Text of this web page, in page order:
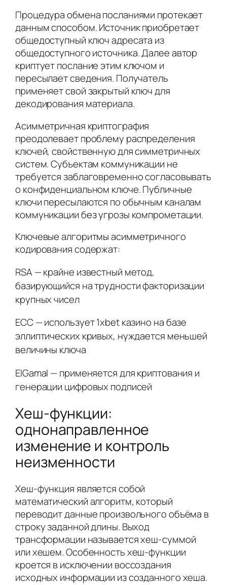
Процедура обмена посланиями протекает
данным способом. Источник приобретает
общедоступный ключ адресата из
общедоступного источника. Далее автор
криптует послание этим ключом и
пересылает сведения. Получатель
применяет свой закрытый ключ для
декодирования материала.
Асимметричная криптография
преодолевает проблему распределения
ключей, свойственную для симметричных
систем. Субъектам коммуникации не
требуется заблаговременно согласовывать
о конфиденциальном ключе. Публичные
ключи пересылаются по обычным каналам
коммуникации без угрозы компрометации.
Ключевые алгоритмы асимметричного
кодирования содержат:
RSA — крайне известный метод,
базирующийся на трудности факторизации
крупных чисел
ECC — использует 1xbet казино на базе
эллиптических кривых, нуждается меньшей
величины ключа
ElGamal — применяется для криптования и
генерации цифровых подписей
Хеш-функции:
однонаправленное
изменение и контроль
неизменности
Хеш-функция является собой
математический алгоритм, который
переводит данные произвольного объёма в
строку заданной длины. Выход
трансформации называется хеш-суммой
или хешем. Особенность хеш-функции
кроется в исключении воссоздания
исходных информации из созданного хеша.